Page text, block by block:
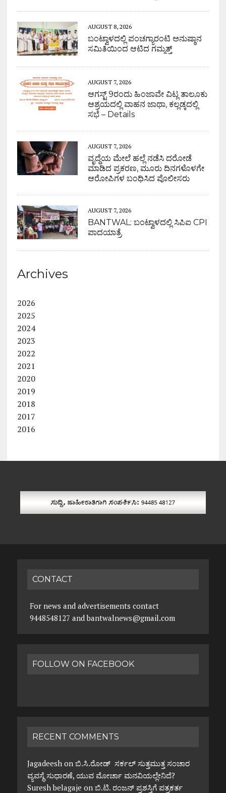
AUGUST 8, 2026
ಬಂಟ್ವಾಳದಲ್ಲಿ ಪಂಚಗ್ಯಾರಂಟಿ ಅನುಷ್ಠಾನ
ಸಮಿತಿಯಿಂದ ಆಟಿದ ಗಮ್ಮತ್ತ್
AUGUST 7, 2026
ಆಗಸ್ಟ್ 9ರಂದು ಹಿಂಜಾವೇ ವಿಟ್ಲ ತಾಲೂಕು
ಆಶ್ರಯದಲ್ಲಿ ವಾಹನ ಜಾಥಾ, ಕಲ್ಲಡ್ಕದಲ್ಲಿ
ಸಭೆ – Details
AUGUST 7, 2026
ವೃದ್ಧೆಯ ಮೇಲೆ ಹಲ್ಲೆ ನಡೆಸಿ ದರೋಡೆ
ಮಾಡಿದ ಪ್ರಕರಣ, ಮೂರು ದಿನಗಳೊಳಗೇ
ಆರೋಪಿಗಳ ಬಂಧಿಸಿದ ಪೊಲೀಸರು
AUGUST 7, 2026
BANTWAL: ಬಂಟ್ವಾಳದಲ್ಲಿ ಸಿಪಿಐ CPI
ಪಾದಯಾತ್ರೆ
Archives
2026
2025
2024
2023
2022
2021
2020
2019
2018
2017
2016
CONTACT
For news and advertisements contact
9448548127 and bantwalnews@gmail.com
FOLLOW ON FACEBOOK
RECENT COMMENTS
Jagadeeshon ಬಿ.ಸಿ.ರೋಡ್ ಸರ್ಕಲ್ ಸುತ್ತಮುತ್ತ ಸಂಚಾರ
ವ್ಯವಸ್ಥೆ ಸುಧಾರಣೆ, ಯುವ ಮೋರ್ಚಾ ಮನವಿಯಲ್ಲೇನಿದೆ?
Suresh belagaje on ಬಿ.ಟಿ. ರಂಜನ್ ಪ್ರಶಸ್ತಿಗೆ ಪತ್ರಕರ್ತ